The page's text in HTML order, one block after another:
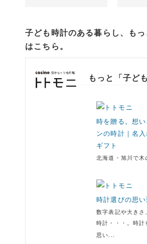
子ども時計のある暮らし、も
はこちら。
もっと「子ど
時を贈る。想
ンの時計｜名
ギフト
北海道・旭川で
時計選びの思い
数字表記や大き
時計・・・。時
思い...